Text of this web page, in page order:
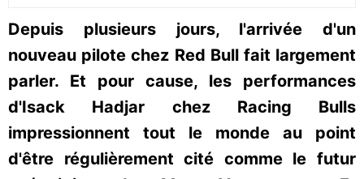
Depuis plusieurs jours, l'arrivée d'un
nouveau pilote chez Red Bull fait largement
parler. Et pour cause, les performances
d'Isack Hadjar chez Racing Bulls
impressionnent tout le monde au point
d'être régulièrement cité comme le futur